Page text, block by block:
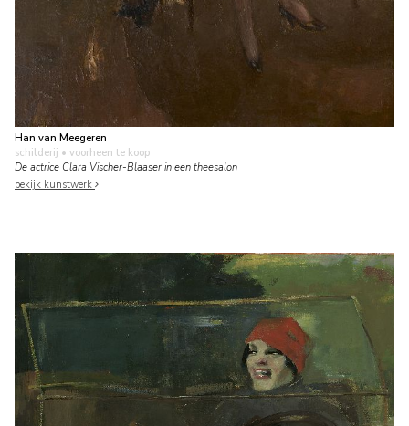
Han van Meegeren
schilderij • voorheen te koop
De actrice Clara Vischer-Blaaser in een theesalon
bekijk kunstwerk